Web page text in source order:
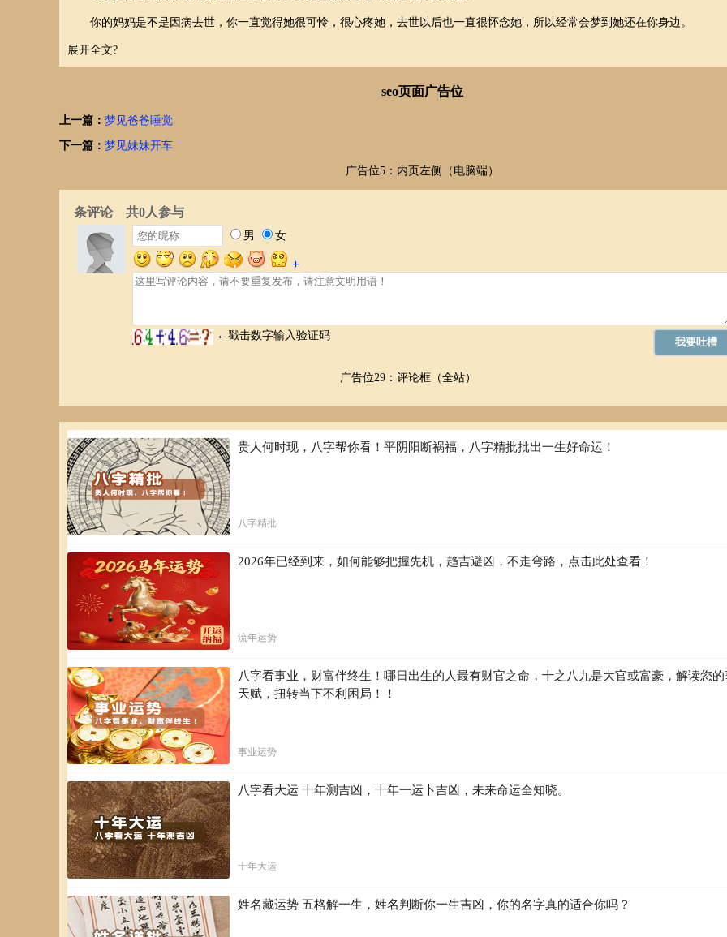
你的妈妈是不是因病去世，你一直觉得她很可怜，很心疼她，去世以后也一直很怀念她，所以经常会梦到她还在你身边。
展开全文?
seo页面广告位
上一篇： 梦见爸爸睡觉
下一篇： 梦见妹妹开车
广告位5：内页左侧（电脑端）
广告位29：评论框（全站）
贵人何时现，八字帮你看！平阴阳断祸福，八字精批批出一生好命运！
八字精批
2026年已经到来，如何能够把握先机，趋吉避凶，不走弯路，点击此处查看！
流年运势
八字看事业，财富伴终生！哪日出生的人最有财官之命，十之八九是大官或富豪，解读您
天赋，扭转当下不利困局！！
事业运势
八字看大运 十年测吉凶，十年一运卜吉凶，未来命运全知晓。
十年大运
姓名藏运势 五格解一生，姓名判断你一生吉凶，你的名字真的适合你吗？